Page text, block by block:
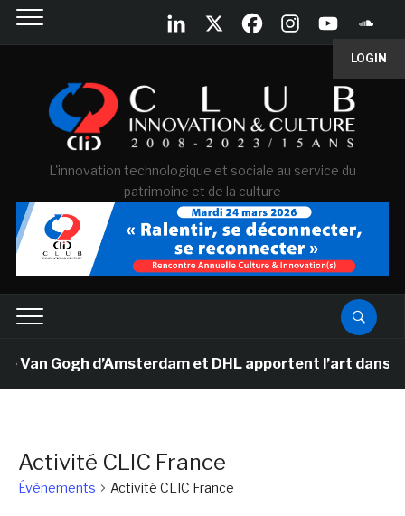
LOGIN
L'innovation technologique et sociale au service du
patrimoine et de la culture
Van Gogh d’Amsterdam et DHL apportent l’art dans
Activité CLIC France
Évènements Activité CLIC France